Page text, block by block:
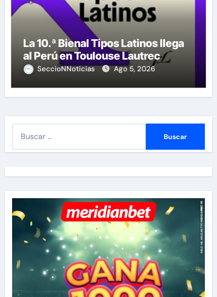
La 10.ª Bienal Tipos Latinos llega
al Perú en Toulouse Lautrec
SeccioNNoticias Ago 5, 2026
r
: